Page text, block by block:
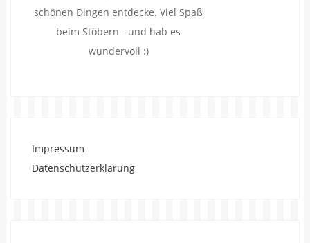
schönen Dingen entdecke. Viel Spaß
beim Stöbern - und hab es
wundervoll :)
Impressum
Datenschutzerklärung